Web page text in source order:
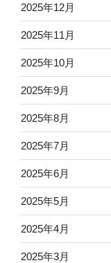
2025年12月
2025年11月
2025年10月
2025年9月
2025年8月
2025年7月
2025年6月
2025年5月
2025年4月
2025年3月